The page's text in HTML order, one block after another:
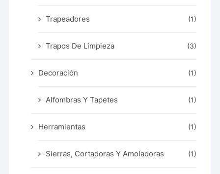
Trapeadores (1)
Trapos De Limpieza (3)
Decoración (1)
Alfombras Y Tapetes (1)
Herramientas (1)
Sierras, Cortadoras Y Amoladoras (1)